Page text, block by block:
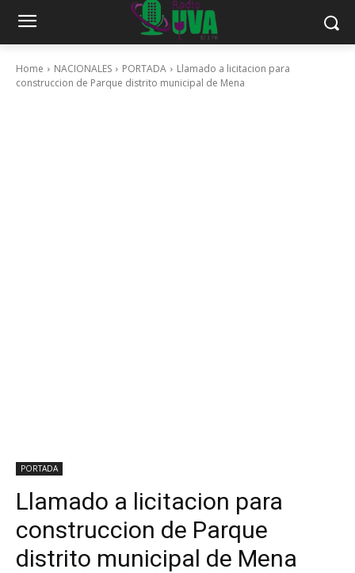
Home NACIONALES PORTADA
Llamado a licitacion para
construccion de Parque distrito municipal de Mena
PORTADA
Llamado a licitacion para
construccion de Parque
distrito municipal de Mena